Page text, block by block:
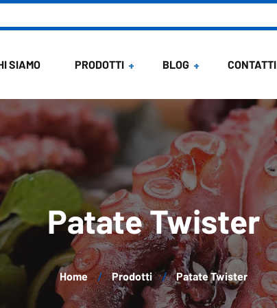
SIAMO PRODOTTI BLOG
News
Ricette di Maria
CONTATTI
Patate Twister
Home Prodotti Patate Twister